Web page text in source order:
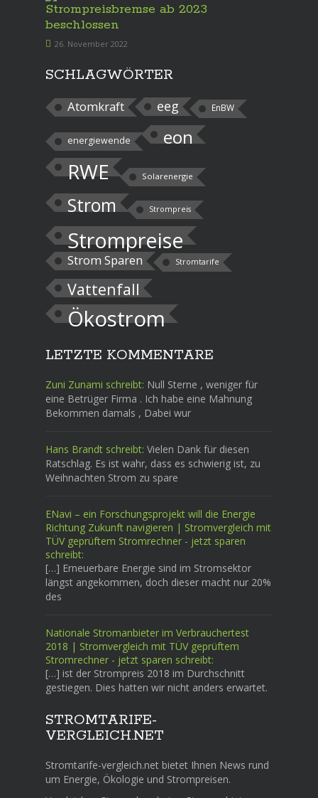
Strompreisbremse ab 2023
beschlossen
26. November 2022
SCHLAGWÖRTER
Atomkraft eeg EnBW
energiewende eon
RWE Solarenergie
Strom Strompreis
Strompreise
Strom Sparen Stromtarife
Vattenfall
Ökostrom
LETZTE KOMMENTARE
Zuni Zunami schreibt: Null Sterne , weniger für
eine Betrüger Firma . Ich habe eine Mahnung
Bekommen damals , Dabei wur
Hans Brandt schreibt: Vielen Dank für diesen
Ratschlag. Es ist wahr, dass es schwierig ist, zu
Weihnachten Strom zu spare
ENavi – ein Forschungsprojekt will die Energie
Richtung Zukunft navigieren | Stromvergleich mit
TÜV geprüftem Stromrechner - jetzt sparen
schreibt:
[…] Erneuerbare Energie sind im Stromsektor
längst angekommen, doch dieser macht nur 20%
des
Nationale Stromanbieter im Verbrauchertest
2018 | Stromvergleich mit TÜV geprüftem
Stromrechner - jetzt sparen schreibt:
[…] ist der Strompreis 2018 im Durchschnitt
gestiegen. Dies hatten wir nicht anders erwartet.
STROMTARIFE-
VERGLEICH.NET
Stromtarife-vergleich.net bietet Ihnen News rund
um Energie, Ökologie und Strompreisen.